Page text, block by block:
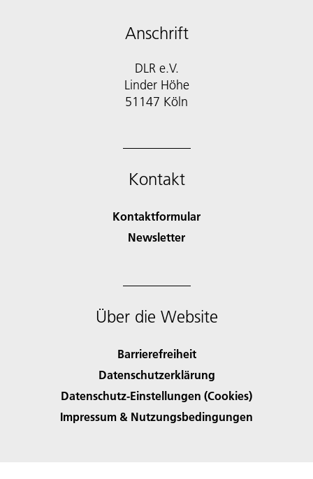
Anschrift
DLR e.V.
Linder Höhe
51147 Köln
Kontakt
Kontaktformular
Newsletter
Über die Website
Barrierefreiheit
Datenschutzerklärung
Datenschutz-Einstellungen (Cookies)
Impressum & Nutzungsbedingungen